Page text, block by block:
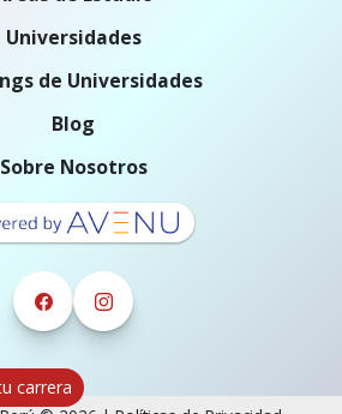
carrera
Universidades
de Universidades
Blog
Sobre Nosotros